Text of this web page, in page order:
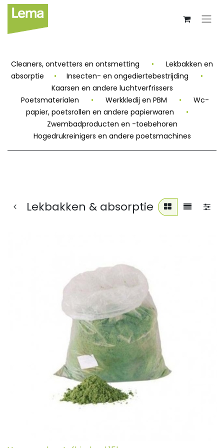
Cleaners, ontvetters en ontsmetting •
Lekbakken en
absorptie
• Insecten- en ongediertebestrijding
•
Kaarsen en andere luchtverfrissers
Poetsmaterialen
• Werkkledij en PBM •
Wc-
papier, poetsrollen en andere papierwaren
•
Zwembadproducten en -toebehoren
Hogedrukreinigers en andere poetsmachines
Lekbakken & absorptie